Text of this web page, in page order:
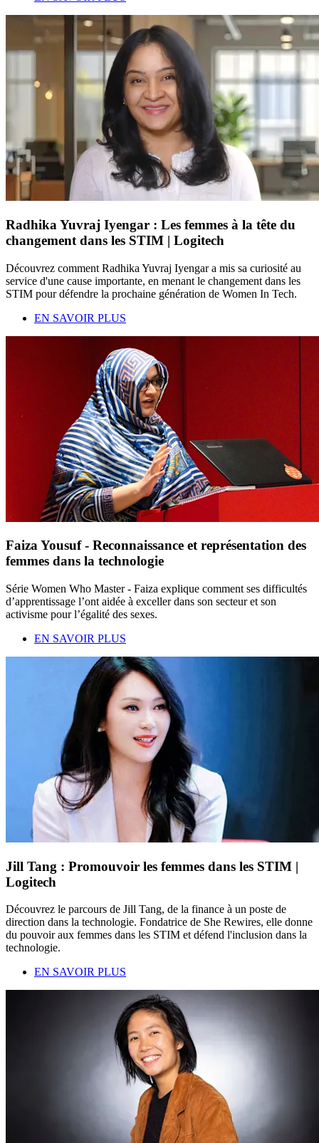
Radhika Yuvraj Iyengar : Les femmes à la tête du
changement dans les STIM | Logitech
Découvrez comment Radhika Yuvraj Iyengar a mis sa curiosité au
service d'une cause importante, en menant le changement dans les
STIM pour défendre la prochaine génération de Women In Tech.
EN SAVOIR PLUS
Faiza Yousuf - Reconnaissance et représentation des
femmes dans la technologie
Série Women Who Master - Faiza explique comment ses difficultés
d’apprentissage l’ont aidée à exceller dans son secteur et son
activisme pour l’égalité des sexes.
EN SAVOIR PLUS
Jill Tang : Promouvoir les femmes dans les STIM |
Logitech
Découvrez le parcours de Jill Tang, de la finance à un poste de
direction dans la technologie. Fondatrice de She Rewires, elle donne
du pouvoir aux femmes dans les STIM et défend l'inclusion dans la
technologie.
EN SAVOIR PLUS